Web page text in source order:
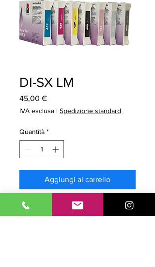
DI-SX LM
45,00 €Prezzo
IVA esclusa | Spedizione standard
Quantità *
Aggiungi al carrello
Prodotto Compatibile. Tipo:
Inchiostro Compatibile.